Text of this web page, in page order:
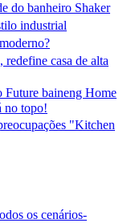
do banheiro Shaker
industrial
casa de alta
Future baineng Home
no topo!
"Kitchen
os cenários-